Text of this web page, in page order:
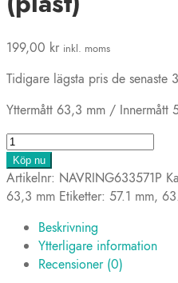
199,00 kr inkl. moms
Tidigare lägsta pris de senaste
Yttermått 63,3 mm / Innermått
4
Navringar
63,3-
mm
(plast)
mängd
Köp nu
Artikelnr: NAVRING633571P
63,3 mm Etiketter: 57.1 mm,
Beskrivning
Ytterligare information
Recensioner (0)